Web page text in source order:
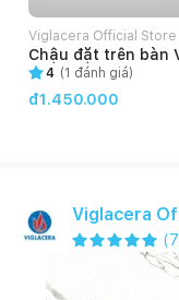
Viglacera Official Store
Chậu đặt trên bàn
4 (1 đánh giá)
đ1.450.000
Viglacera
(